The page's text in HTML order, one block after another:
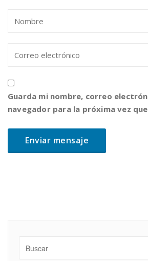
Guarda mi nombre, correo
navegador para la próxima vez